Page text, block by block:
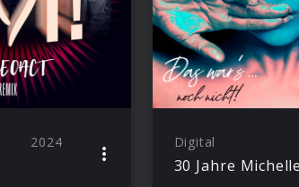
2024 Digital